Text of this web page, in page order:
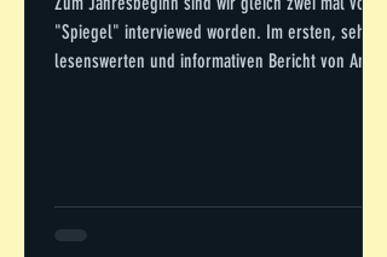
"Spiegel" interviewed worden. Im ersten, sehr
lesenswerten und informativen Bericht von Anne
Und hier das besagte Video: Im zweiten Artikel